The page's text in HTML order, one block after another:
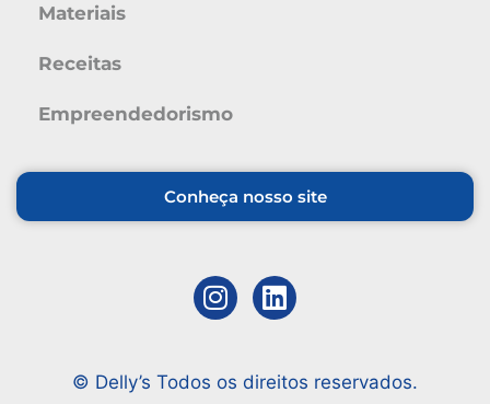
Materiais
Receitas
Empreendedorismo
Conheça nosso site
© Delly’s Todos os direitos reservados.